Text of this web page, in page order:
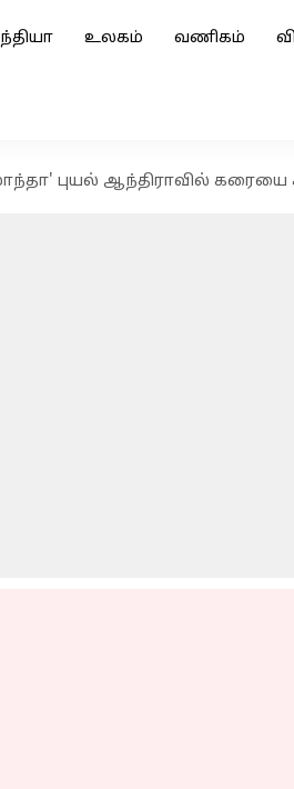
உலகம் வணிகம்
புயல் ஆந்திராவில் கரையை